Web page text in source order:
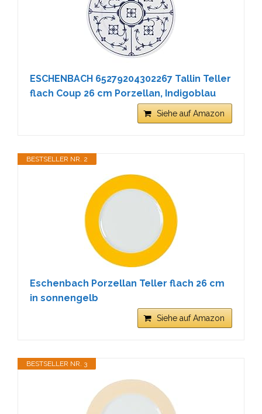
ESCHENBACH 65279204302267 Tallin Teller
flach Coup 26 cm Porzellan, Indigoblau
Siehe auf Amazon
BESTSELLER NR. 2
Eschenbach Porzellan Teller flach 26 cm
in sonnengelb
Siehe auf Amazon
BESTSELLER NR. 3